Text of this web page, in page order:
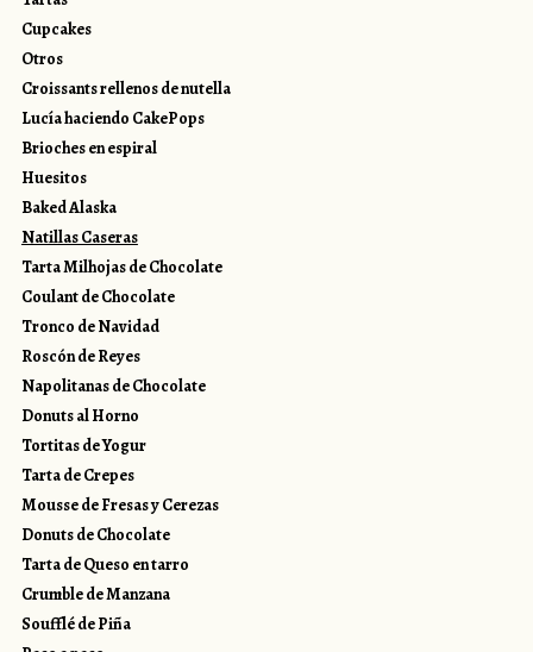
Cupcakes
Otros
Croissants rellenos de nutella
Lucía haciendo CakePops
Brioches en espiral
Huesitos
Baked Alaska
Natillas Caseras
Tarta Milhojas de Chocolate
Coulant de Chocolate
Tronco de Navidad
Roscón de Reyes
Napolitanas de Chocolate
Donuts al Horno
Tortitas de Yogur
Tarta de Crepes
Mousse de Fresas y Cerezas
Donuts de Chocolate
Tarta de Queso en tarro
Crumble de Manzana
Soufflé de Piña